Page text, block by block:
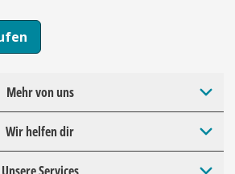
Mehr von uns
Wir helfen dir